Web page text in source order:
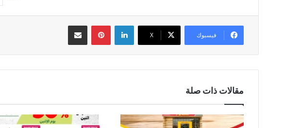
فيسبوك ‫X
لينكدإن بينتيريستمشاركة عبر البريد
مقالات ذات صلة